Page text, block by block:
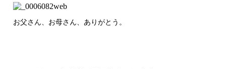
お父さん、お母さん、ありがとう。